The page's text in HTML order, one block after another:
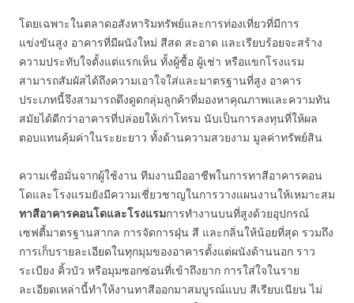
โดยเฉพาะในตลาดอสังหาริมทรัพย์และการท่องเที่ยวที่มีการ
แข่งขันสูง อาคารที่มีผนังใหม่ สีสด สะอาด และเรียบร้อยจะสร้าง
ความประทับใจตั้งแต่แรกเห็น ทั้งผู้ซื้อ ผู้เช่า หรือแขกโรงแรม
สามารถสัมผัสได้ถึงความเอาใจใส่และมาตรฐานที่สูง อาคาร
ประเภทนี้จึงสามารถดึงดูดกลุ่มลูกค้าที่มองหาคุณภาพและความทัน
สมัยได้ดีกว่าอาคารที่ปล่อยให้เก่าโทรม นับเป็นการลงทุนที่ให้ผล
ตอบแทนคุ้มค่าในระยะยาว ทั้งด้านความสวยงาม มูลค่าทรัพย์สิน
ความเชื่อมั่นจากผู้ใช้งาน ทีมงานมืออาชีพในการทาสีอาคารคอน
โดและโรงแรมยังมีความเชี่ยวชาญในการวางแผนงานให้เหมาะสม
ทาสีอาคารคอนโดและโรงแรมการทำงานบนที่สูงด้วยอุปกรณ์
เซฟตี้มาตรฐานสากล การจัดการฝุ่น สี และกลิ่นให้น้อยที่สุด รวมถึง
การเก็บรายละเอียดในทุกมุมของอาคารตั้งแต่ผนังด้านนอก ราว
ระเบียง คิ้วบัว หรือมุมซอกซ่อนที่เข้าถึงยาก การใส่ใจในราย
ละเอียดเหล่านี้ทำให้งานทาสีออกมาสมบูรณ์แบบ สีเรียบเนียน ไม่